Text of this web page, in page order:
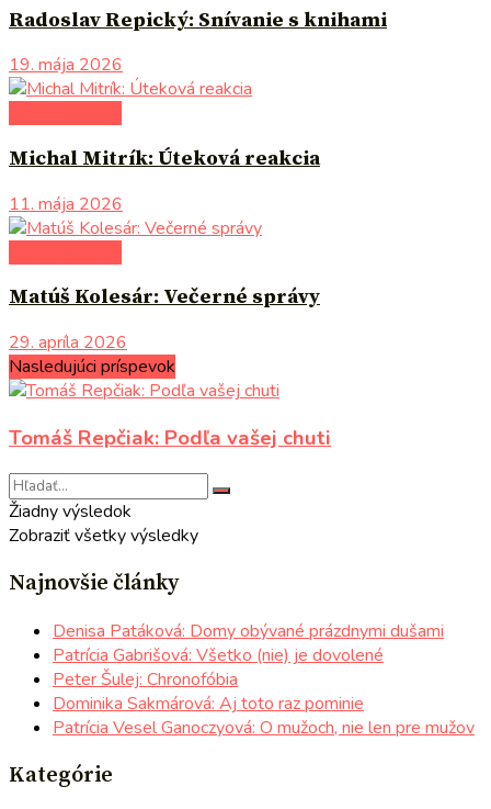
Radoslav Repický: Snívanie s knihami
19. mája 2026
Michal Mitrík: Úteková reakcia
11. mája 2026
Matúš Kolesár: Večerné správy
29. apríla 2026
Nasledujúci príspevok
Tomáš Repčiak: Podľa vašej chuti
Žiadny výsledok
Zobraziť všetky výsledky
Najnovšie články
Denisa Patáková: Domy obývané prázdnymi dušami
Patrícia Gabrišová: Všetko (nie) je dovolené
Peter Šulej: Chronofóbia
Dominika Sakmárová: Aj toto raz pominie
Patrícia Vesel Ganoczyová: O mužoch, nie len pre mužov
Kategórie